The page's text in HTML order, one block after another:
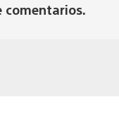
comentarios.